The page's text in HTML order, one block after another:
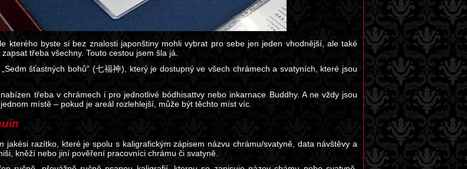
kterého byste si bez znalosti japonštiny mohli vybrat pro sebe jen jeden vhodnější, ale také
třeba všechny. Touto cestou jsem šla já.
„Sedm šťastných bohů“ (七福神), který je dostupný ve všech chrámech a svatyních, které jsou
nabízen třeba v chrámech i pro jednotlivé bódhisattvy nebo inkarnace Buddhy. A ne vždy jsou
místě – pokud je areál rozlehlejší, může být těchto míst víc.
jakési razítko, které je spolu s kaligrafickým zápisem názvu chrámu/svatyně, data návštěvy a
kněží nebo jiní pověření pracovníci chrámu či svatyně.